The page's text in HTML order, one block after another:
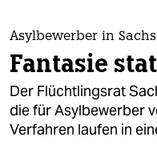
themen
politik
öko
Asylbewerber in
Fantasie
Der Flüchtlingsrat
die für Asylbewerber
Verfahren laufen in